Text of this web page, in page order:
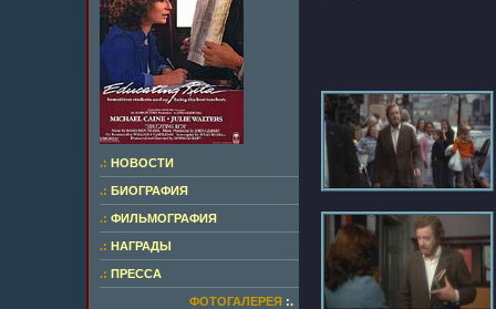
.: НОВОСТИ
.: БИОГРАФИЯ
.: ФИЛЬМОГРАФИЯ
.: НАГРАДЫ
.: ПРЕССА
ФОТОГАЛЕРЕЯ :.